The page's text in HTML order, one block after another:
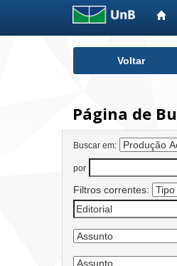
Voltar
Página de
Buscar em:
por
Filtros correntes: